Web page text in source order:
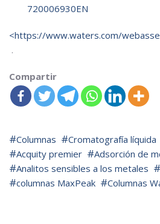
720006930EN
<https://www.waters.com/
.
Compartir
Columnas
Cromatografía líquida
Acquity premier
Adsorción de
Analitos sensibles a los metales
columnas MaxPeak
Columnas